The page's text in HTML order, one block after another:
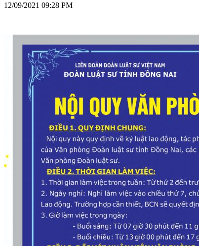
12/09/2021 09:28 PM